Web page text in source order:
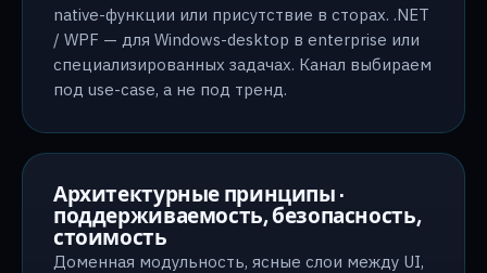
native-функции или присутствие в сторах. .NET
/ WPF — для Windows-desktop в enterprise или
специализированных задачах. Канал выбираем
под use-case, а не под тренд.
Архитектурные принципы ·
поддерживаемость, безопасность,
стоимость
Доменная модульность, ясные слои между UI,